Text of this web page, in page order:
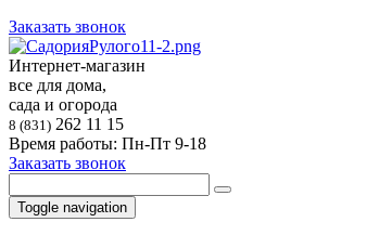
Заказать звонок
Интернет-магазин
все для дома,
сада и огорода
8 (831) 262 11 15
Время работы: Пн-Пт 9-18
Заказать звонок
Toggle navigation